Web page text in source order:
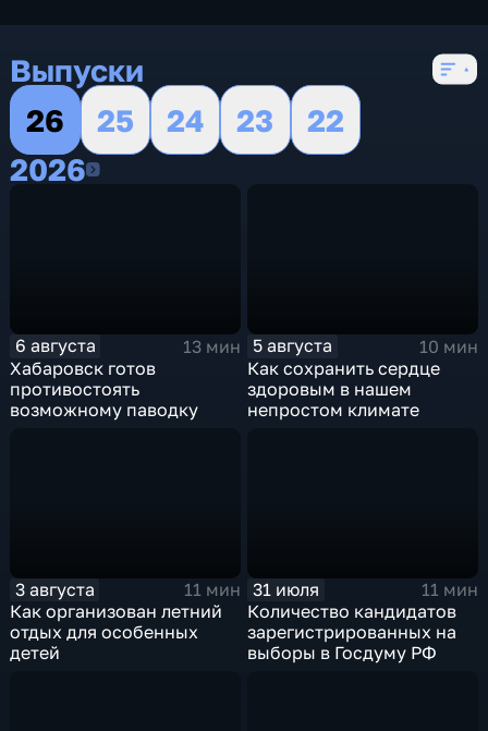
Выпуски
26
25 24 23
22
20262026
6 августа
13 мин
Хабаровск готов
противостоять
возможному паводку
5 августа
10 мин
Как сохранить сердце
здоровым в нашем
непростом климате
3 августа
11 мин
Как организован летний
отдых для особенных
детей
31 июля
11 мин
Количество кандидатов
зарегистрированных на
выборы в Госдуму РФ